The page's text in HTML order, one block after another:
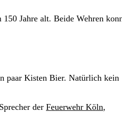
Jahre alt. Beide Wehren
paar Kisten Bier. Natürlich kein
der Feuerwehr Köln,